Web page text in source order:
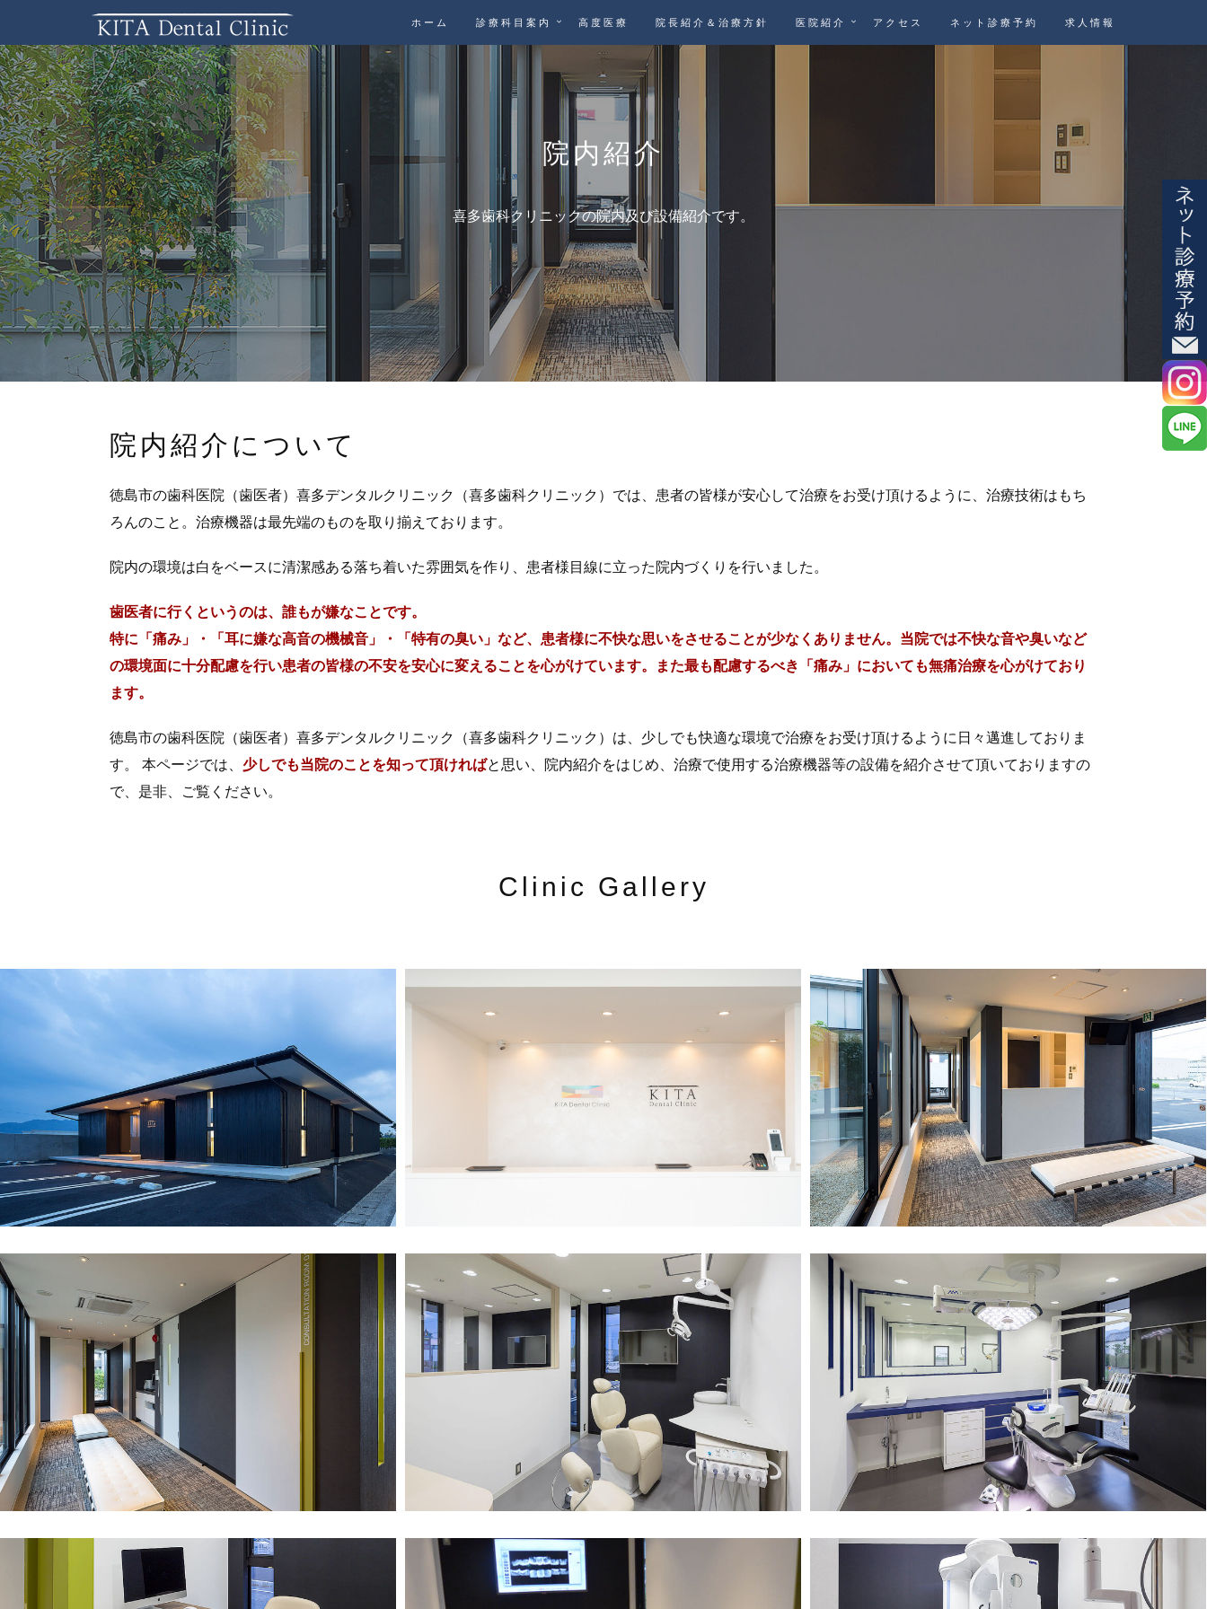
ホーム 診療科目案内 高度医療 院長紹介＆治療方針 医院紹介 アクセス ネット診療予約 求人情報
院内紹介
喜多歯科クリニックの院内及び設備紹介です。
院内紹介について
徳島市の歯科医院（歯医者）喜多デンタルクリニック（喜多歯科クリニック）では、患者の皆様が安心して治療をお受け頂けるように、治療技術はもち
ろんのこと。治療機器は最先端のものを取り揃えております。
院内の環境は白をベースに清潔感ある落ち着いた雰囲気を作り、患者様目線に立った院内づくりを行いました。
歯医者に行くというのは、誰もが嫌なことです。
特に「痛み」・「耳に嫌な高音の機械音」・「特有の臭い」など、患者様に不快な思いをさせることが少なくありません。当院では不快な音や臭いなど
の環境面に十分配慮を行い患者の皆様の不安を安心に変えることを心がけています。また最も配慮するべき「痛み」においても無痛治療を心がけており
ます。
徳島市の歯科医院（歯医者）喜多デンタルクリニック（喜多歯科クリニック）は、少しでも快適な環境で治療をお受け頂けるように日々邁進しておりま
す。 本ページでは、 少しでも当院のことを知って頂ければと思い、院内紹介をはじめ、治療で使用する治療機器等の設備を紹介させて頂いておりますの
で、是非、ご覧ください。
Clinic Gallery